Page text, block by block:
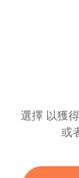
選擇 以獲
或